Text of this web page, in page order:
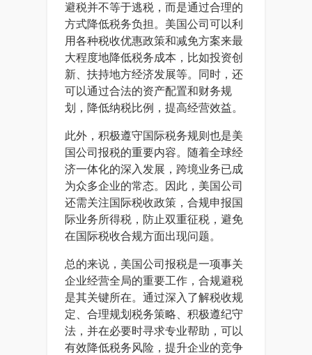
避税并不等于逃税，而是通过合理的
方式降低税务负担。美国公司可以利
用各种税收优惠政策和减免方案来最
大程度地降低税务成本，比如投资创
新、扶持地方经济发展等。同时，还
可以通过合法的资产配置和财务规
划，降低纳税比例，提高经营效益。
此外，积极遵守国际税务规则也是美
国公司报税的重要内容。随着全球经
济一体化的深入发展，跨境业务已成
为众多企业的常态。因此，美国公司
还需关注国际税收政策，合规申报国
际业务所得税，防止双重征税，避免
在国际税收合规方面出现问题。
总的来说，美国公司报税是一项事关
企业经营全局的重要工作，合规避税
是其关键所在。通过深入了解税收规
定、合理规划税务策略、积极遵纪守
法，并在必要时寻求专业帮助，可以
有效降低税务风险，提升企业的竞争